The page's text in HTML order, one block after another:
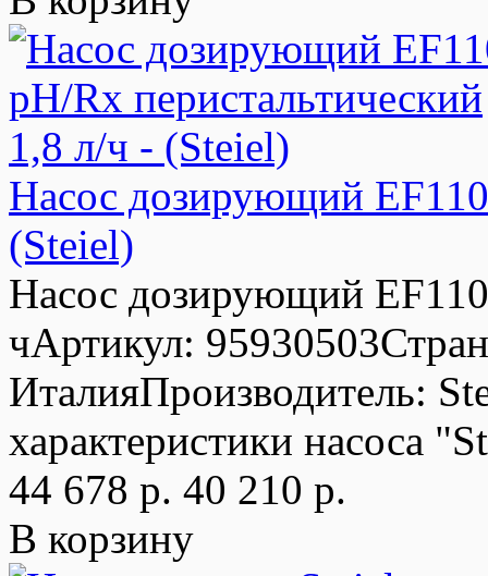
Насос дозирующий
(Steiel)
Насос дозирующий
чАртикул:
ИталияПроизводитель:
характеристики насоса
44 678 р. 40 210 р.
В корзину